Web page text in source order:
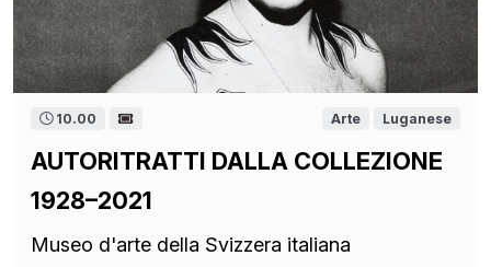
10.00 Arte Luganese
AUTORITRATTI DALLA COLLEZIONE
1928–2021
Museo d'arte della Svizzera italiana